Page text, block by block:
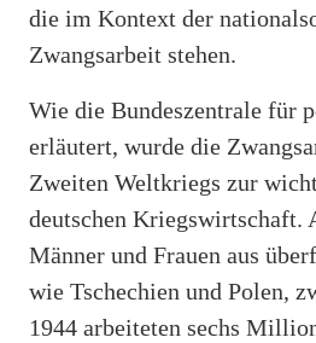
die im Kontext der
Zwangsarbeit stehen.
Wie die Bundeszentrale für
erläutert, wurde die
Zweiten Weltkriegs zur
deutschen Kriegswirtschaft.
Männer und Frauen aus
wie Tschechien und Polen,
1944 arbeiteten sechs